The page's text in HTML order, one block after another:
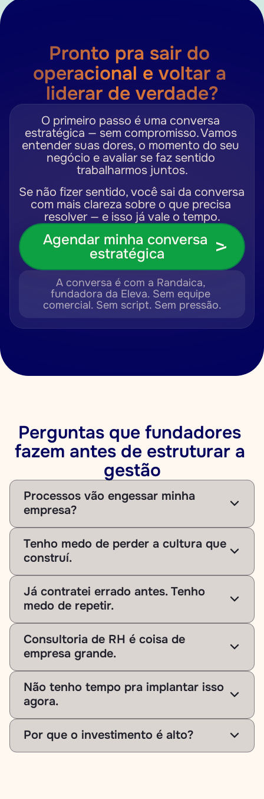
Pronto pra sair do
operacional e voltar a
liderar de verdade?
O primeiro passo é uma conversa
estratégica — sem compromisso. Vamos
entender suas dores, o momento do seu
negócio e avaliar se faz sentido
trabalharmos juntos.
Se não fizer sentido, você sai da conversa
com mais clareza sobre o que precisa
resolver — e isso já vale o tempo.
Agendar minha conversa
estratégica
A conversa é com a Randaica,
fundadora da Eleva. Sem equipe
comercial. Sem script. Sem pressão.
Perguntas que fundadores
fazem antes de estruturar a
gestão
Processos vão engessar minha
empresa?
Tenho medo de perder a cultura que
construí.
Já contratei errado antes. Tenho
medo de repetir.
Consultoria de RH é coisa de
empresa grande.
Não tenho tempo pra implantar isso
agora.
Por que o investimento é alto?